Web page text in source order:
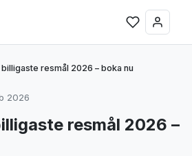
resmål 2026 – boka nu
2026
resmål 2026 –